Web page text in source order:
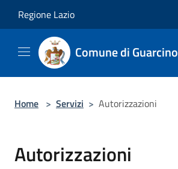
Regione Lazio
Comune di Guarcino
Home > Servizi > Autorizzazioni
Autorizzazioni